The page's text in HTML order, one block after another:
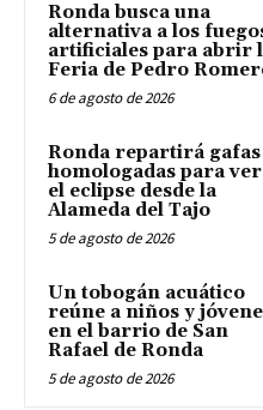
Ronda busca una
alternativa a los
artificiales para abrir
Feria de Pedro
6 de agosto de 2026
Ronda repartirá gafas
homologadas para ver
el eclipse desde la
Alameda del Tajo
5 de agosto de 2026
Un tobogán acuático
reúne a niños y
en el barrio de San
Rafael de Ronda
5 de agosto de 2026